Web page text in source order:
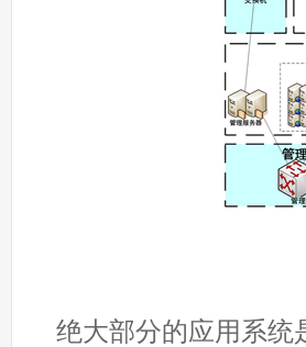
绝大部分的应用系统